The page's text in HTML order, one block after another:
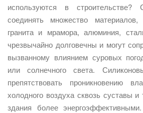
используются в строительстве?
соединять множество
гранита и мрамора, алюминия,
чрезвычайно долговечны и могут
вызванному влиянием суровых
или солнечного света.
препятствовать проникновению
холодного воздуха сквозь суставы
здания более